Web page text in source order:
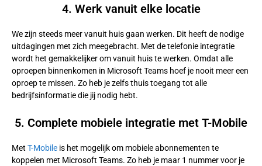
4. Werk vanuit elke locatie
We zijn steeds meer vanuit huis gaan werken. Dit heeft de nodige
uitdagingen met zich meegebracht. Met de telefonie integratie
wordt het gemakkelijker om vanuit huis te werken. Omdat alle
oproepen binnenkomen in Microsoft Teams hoef je nooit meer een
oproep te missen. Zo heb je zelfs thuis toegang tot alle
bedrijfsinformatie die jij nodig hebt.
5. Complete mobiele integratie met T-Mobile
Met T-Mobile is het mogelijk om mobiele abonnementen te
koppelen met Microsoft Teams. Zo heb je maar 1 nummer voor je